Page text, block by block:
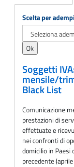
Adempimento
Scelta per
Soggetti
mensile/
Black List
Comunicazione
prestazioni di
effettuate e
nei confronti di
domicilio in
precedente